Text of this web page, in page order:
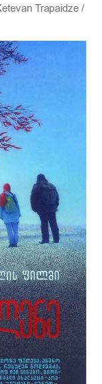
Trapaidze /